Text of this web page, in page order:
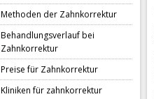
Methoden der Zahnkorrektur
Behandlungsverlauf bei
Zahnkorrektur
Preise für Zahnkorrektur
Kliniken für zahnkorrektur